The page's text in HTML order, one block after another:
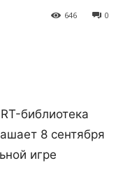
0
646
библиотека
8 сентября
игре